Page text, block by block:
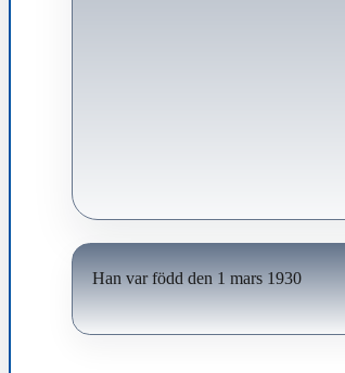
Han var född den 1 mars 1930